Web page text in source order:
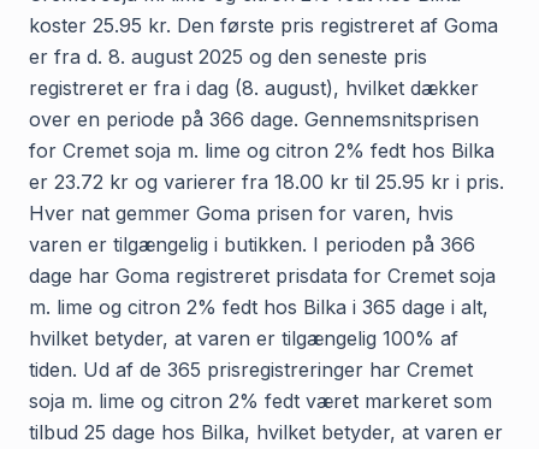
koster 25.95 kr. Den første pris registreret af Goma
er fra d. 8. august 2025 og den seneste pris
registreret er fra i dag (8. august), hvilket dækker
over en periode på 366 dage. Gennemsnitsprisen
for Cremet soja m. lime og citron 2% fedt hos Bilka
er 23.72 kr og varierer fra 18.00 kr til 25.95 kr i pris.
Hver nat gemmer Goma prisen for varen, hvis
varen er tilgængelig i butikken. I perioden på 366
dage har Goma registreret prisdata for Cremet soja
m. lime og citron 2% fedt hos Bilka i 365 dage i alt,
hvilket betyder, at varen er tilgængelig 100% af
tiden. Ud af de 365 prisregistreringer har Cremet
soja m. lime og citron 2% fedt været markeret som
tilbud 25 dage hos Bilka, hvilket betyder, at varen er